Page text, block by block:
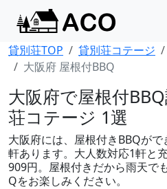
貸別荘TOP 貸別荘コテージ
大阪府 屋根付BBQ
大阪府で屋根付
荘コテージ 1選
大阪府には、屋根付きBBQが
軒あります。大人数対応1軒と
909円。屋根付きだから雨天で
Qをお楽しみください。